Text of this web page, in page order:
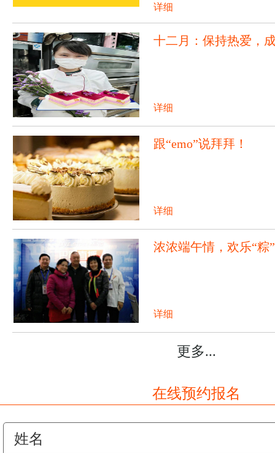
详细
十二月：保持热爱，
详细
跟“emo”说拜拜！
详细
浓浓端午情，欢乐“
详细
更多...
在线预约报名